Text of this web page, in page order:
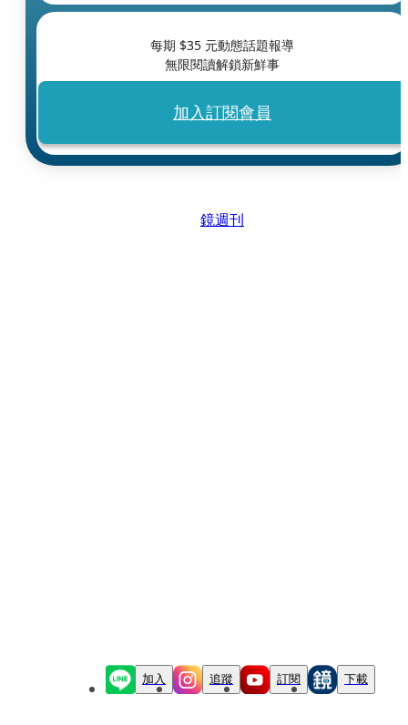
每期 $35 元動態話題報導
無限閱讀解鎖新鮮事
加入訂閱會員
鏡週刊
加入 追蹤 訂閱 下載